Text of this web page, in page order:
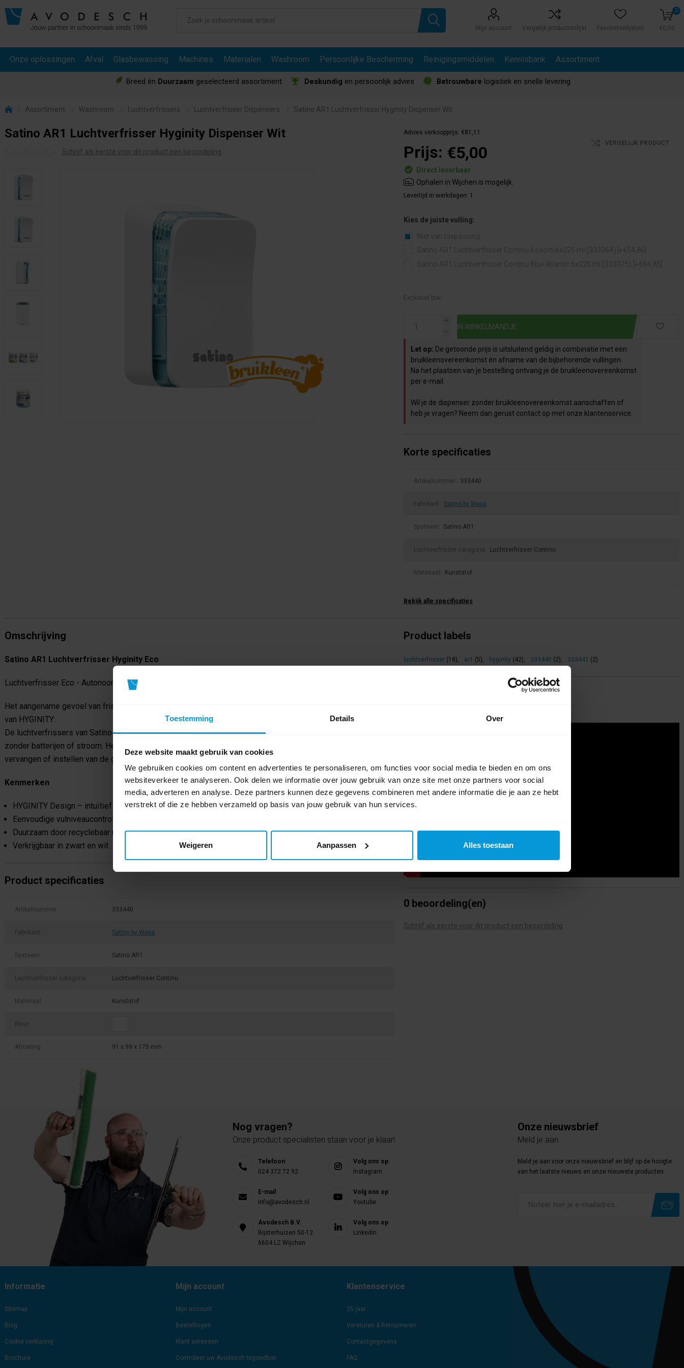
Toestemming Details Over
Deze website maakt gebruik van cookies
We gebruiken cookies om content en advertenties te personaliseren, om functies voor social media te bieden en om ons
websiteverkeer te analyseren. Ook delen we informatie over jouw gebruik van onze site met onze partners voor social
media, adverteren en analyse. Deze partners kunnen deze gegevens combineren met andere informatie die je aan ze hebt
verstrekt of die ze hebben verzameld op basis van jouw gebruik van hun services.
Weigeren Aanpassen Alles toestaan
Mijn account Vergelijk productenlijst Favorietenlijsten
0
€0,00
Onze oplossingen Afval Glasbewassing Machines Materialen Washroom Persoonlijke Bescherming Reinigingsmiddelen Kennisbank Assortiment
Breed én Duurzaam geselecteerd assortiment Deskundig en persoonlijk advies Betrouwbare logistiek en snelle levering
Assortiment Washroom Luchtverfrissers Luchtverfrisser Dispensers Satino AR1 Luchtverfrisser Hyginity Dispenser Wit
Satino AR1 Luchtverfrisser Hyginity Dispenser Wit
Schrijf als eerste voor dit product een beoordeling
Advies verkoopprijs: €81,11
Prijs: €5,00 VERGELIJK PRODUCT
Direct leverbaar
Ophalen in Wijchen is mogelijk.
Levertijd in werkdagen: 1
Kies de juiste vulling:
Niet van toepassing
Satino AR1 Luchtverfrisser Continu Assorti 6x225 ml (333364) [+€54,86]
Satino AR1 Luchtverfrisser Continu Blue Atlantic 6x225 ml (333375) [+€64,85]
Exclusief btw.
i
h
Let op: De getoonde prijs is uitsluitend geldig in combinatie met een
bruikleenovereenkomst én afname van de bijbehorende vullingen.
Na het plaatsen van je bestelling ontvang je de bruikleenovereenkomst
per e-mail.
Wil je de dispenser zonder bruikleenovereenkomst aanschaffen of
heb je vragen? Neem dan gerust contact op met onze klantenservice.
Korte specificaties
Artikelnummer: 333440
Fabrikant: Satino by Wepa
Systeem: Satino AR1
Luchtverfrisser categorie: Luchtverfrisser Continu
Materiaal: Kunststof
Bekijk alle specificaties
Omschrijving
Satino AR1 Luchtverfrisser Hyginity Eco
Luchtverfrisser Eco - Autonoom voor een aangename geurervaring.
Het aangename gevoel van frisheid en reinheid in de toiletruimte – gecombineerd met het esthetische design
van HYGINITY:
De luchtverfrissers van Satino by WEPA maken het mogelijk. De Eco-dispenser werkt volledig autonoom,
zonder batterijen of stroom. Het geoptimaliseerde interne mechanisme geeft het vulniveau aan, en het
vervangen of instellen van de geurpatroon is eenvoudig en snel.
Kenmerken
HYGINITY Design – intuïtief in gebruik en bediening
Eenvoudige vulniveaucontrole dankzij een doorlopend zichtvenster
Duurzaam door recyclebaar monomateriaal
Verkrijgbaar in zwart en wit
Product specificaties
Artikelnummer 333440
Fabrikant: Satino by Wepa
Systeem Satino AR1
Luchtverfrisser categorie Luchtverfrisser Continu
Materiaal Kunststof
Kleur
Afmeting 91 x 99 x 175 mm
Product labels
luchtverfrisser (18) ar1 (5) hyginity (42) 333440 (2) 333441 (2)
0 beoordeling(en)
Schrijf als eerste voor dit product een beoordeling
Nog vragen?
Onze product specialisten staan voor je klaar!
Telefoon
024 372 72 92
E-mail
info@avodesch.nl
Avodesch B.V.
Bijsterhuizen 50-12
6604 LZ Wijchen
Volg ons op
Instagram
Volg ons op
Youtube
Volg ons op
Linkedin
Onze nieuwsbrief
Meld je aan
Meld je aan voor onze nieuwsbrief en blijf op de hoogte
van het laatste nieuws en onze nieuwste producten.
Informatie
Sitemap
Blog
Cookie verklaring
Brochure
Mijn account
Mijn account
Bestellingen
Klant adressen
Controleer uw Avodesch tegoedbon
Klantenservice
25 jaar
Versturen & Retourneren
Contactgegevens
FAQ